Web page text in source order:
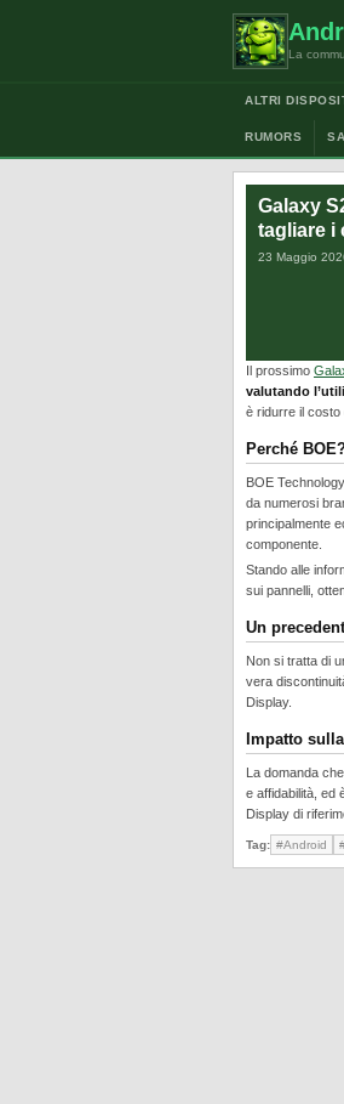
La
ALTRI
RUMORS
Galaxy
tagliare i
23 Maggio
Il prossimo
valutando
è ridurre il costo
Perché
BOE
da numerosi
principalmente
componente.
Stando alle
sui pannelli,
Un
Non si tratta di
vera
Display.
Impatto
La domanda
e affidabilità, ed
Display di
Tag: #Android